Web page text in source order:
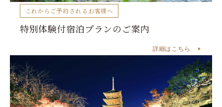
これからご予約されるお客様へ
特別体験付宿泊プランのご案内
詳細はこちら